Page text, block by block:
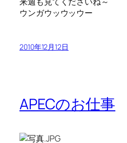
ウンガウッウッウー
2010年12月12日
APECのお仕事